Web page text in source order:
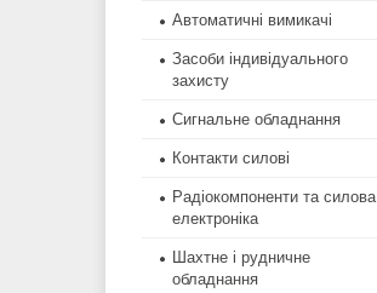
Автоматичні вимикачі
Засоби індивідуального
захисту
Сигнальне обладнання
Контакти силові
Радіокомпоненти та силова
електроніка
Шахтне і рудничне
обладнання